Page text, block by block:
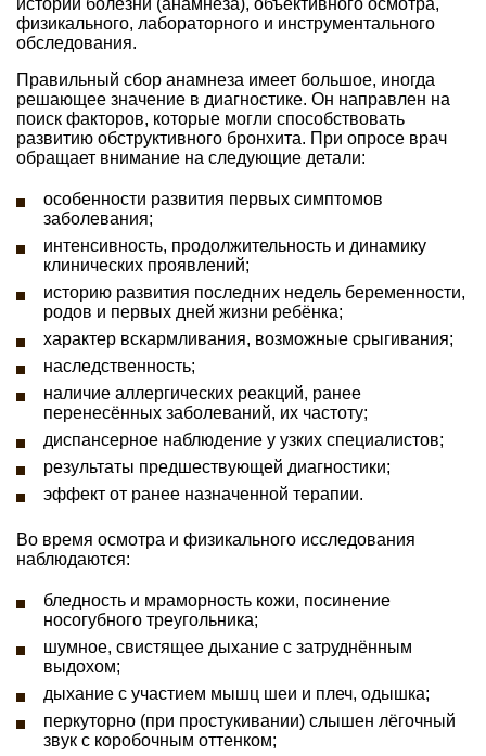
истории болезни (анамнеза), объективного осмотра,
физикального, лабораторного и инструментального
обследования.
Правильный сбор анамнеза имеет большое, иногда
решающее значение в диагностике. Он направлен на
поиск факторов, которые могли способствовать
развитию обструктивного бронхита. При опросе врач
обращает внимание на следующие детали:
особенности развития первых симптомов
заболевания;
интенсивность, продолжительность и динамику
клинических проявлений;
историю развития последних недель беременности,
родов и первых дней жизни ребёнка;
характер вскармливания, возможные срыгивания;
наследственность;
наличие аллергических реакций, ранее
перенесённых заболеваний, их частоту;
диспансерное наблюдение у узких специалистов;
результаты предшествующей диагностики;
эффект от ранее назначенной терапии.
Во время осмотра и физикального исследования
наблюдаются:
бледность и мраморность кожи, посинение
носогубного треугольника;
шумное, свистящее дыхание с затруднённым
выдохом;
дыхание с участием мышц шеи и плеч, одышка;
перкуторно (при простукивании) слышен лёгочный
звук с коробочным оттенком;